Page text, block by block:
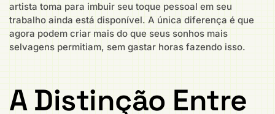
artista toma para imbuir seu toque pessoal em seu
trabalho ainda está disponível. A única diferença é que
agora podem criar mais do que seus sonhos mais
selvagens permitiam, sem gastar horas fazendo isso.
A Distinção Entre